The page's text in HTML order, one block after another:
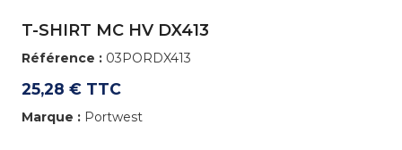
T-SHIRT MC HV DX413
Référence :03PORDX413
25,28 € TTC
Marque : Portwest